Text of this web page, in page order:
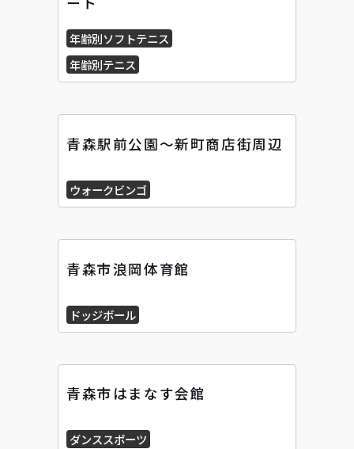
年齢別ソフトテニス
年齢別テニス
青森駅前公園～新町商店街周辺
ウォークビンゴ
青森市浪岡体育館
ドッジボール
青森市はまなす会館
ダンススポーツ